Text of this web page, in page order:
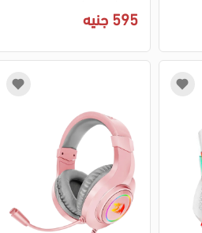
P003 للالعاب
595 جنيه